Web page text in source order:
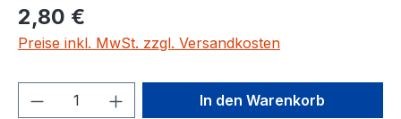
2,80 €
Preise inkl. MwSt. zzgl. Versandkosten
Produkt Anzahl: Gib denIn den Warenkorb